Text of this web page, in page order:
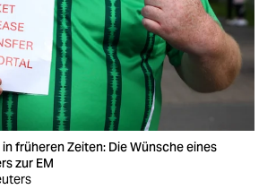
früheren Zeiten: Die Wünsche eines
zur EM